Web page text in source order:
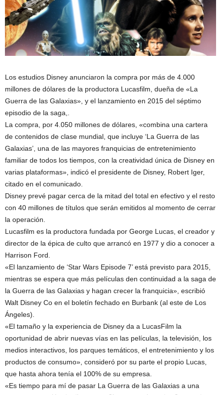
Los estudios Disney anunciaron la compra por más de 4.000
millones de dólares de la productora Lucasfilm, dueña de «La
Guerra de las Galaxias», y el lanzamiento en 2015 del séptimo
episodio de la saga,.
La compra, por 4.050 millones de dólares, «combina una cartera
de contenidos de clase mundial, que incluye ‘La Guerra de las
Galaxias’, una de las mayores franquicias de entretenimiento
familiar de todos los tiempos, con la creatividad única de Disney en
varias plataformas», indicó el presidente de Disney, Robert Iger,
citado en el comunicado.
Disney prevé pagar cerca de la mitad del total en efectivo y el resto
con 40 millones de títulos que serán emitidos al momento de cerrar
la operación.
Lucasfilm es la productora fundada por George Lucas, el creador y
director de la épica de culto que arrancó en 1977 y dio a conocer a
Harrison Ford.
«El lanzamiento de ‘Star Wars Episode 7’ está previsto para 2015,
mientras se espera que más películas den continuidad a la saga de
la Guerra de las Galaxias y hagan crecer la franquicia», escribió
Walt Disney Co en el boletín fechado en Burbank (al este de Los
Ángeles).
«El tamaño y la experiencia de Disney da a LucasFilm la
oportunidad de abrir nuevas vías en las películas, la televisión, los
medios interactivos, los parques temáticos, el entretenimiento y los
productos de consumo», consideró por su parte el propio Lucas,
que hasta ahora tenía el 100% de su empresa.
«Es tiempo para mí de pasar La Guerra de las Galaxias a una